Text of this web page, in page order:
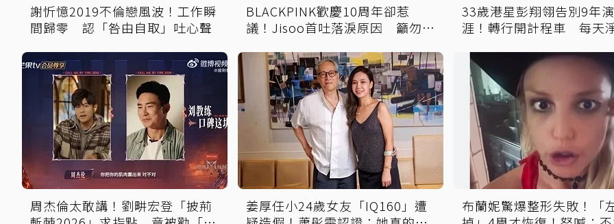
謝忻憶2019不倫戀風波！工作瞬
間歸零 認「咎由自取」吐心聲
BLACKPINK歡慶10周年卻惹
議！Jisoo首吐落淚原因 籲勿過
33歲港星彭翔翎告別9年
涯！轉行開計程車 每天
周杰倫太敢講！劉畊宏登「披荊
姜厚任小24歲女友「IQ160」遭
布蘭妮驚爆整形失敗！「